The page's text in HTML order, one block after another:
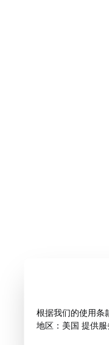
根据我们的使用条
地区：美国 提供服